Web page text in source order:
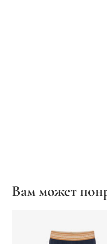
Вам может